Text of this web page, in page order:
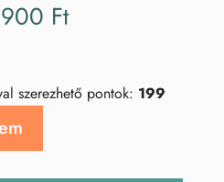
Ft
szerezhető pontok: 199